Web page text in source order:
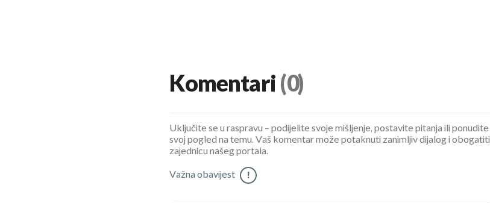
Komentari (0)
Uključite se u raspravu – podijelite svoje mišljenje, postavite pitanja ili ponudite
svoj pogled na temu. Vaš komentar može potaknuti zanimljiv dijalog i obogatiti
zajednicu našeg portala.
Važna obavijest !